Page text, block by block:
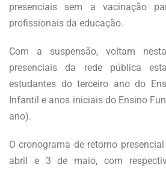
presenciais sem a vacinação
profissionais da educação.
Com a suspensão, voltam
presenciais da rede pública
estudantes do terceiro ano do
Infantil e anos iniciais do Ensino
ano).
O cronograma de retorno
abril e 3 de maio, com